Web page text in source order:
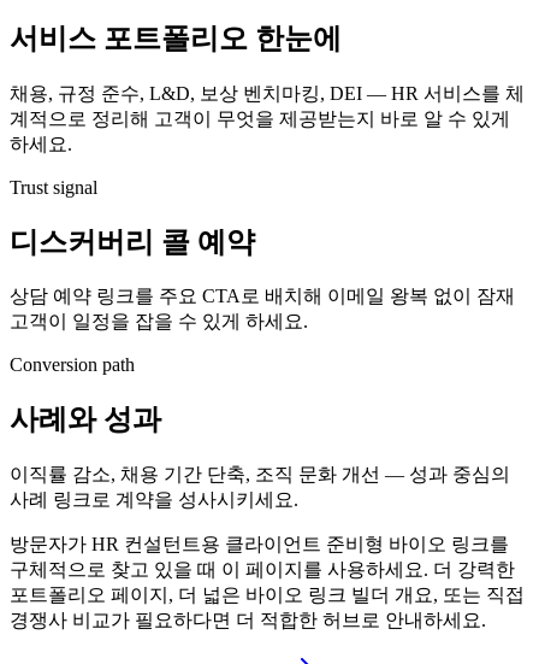
서비스 포트폴리오 한눈에
채용, 규정 준수, L&D, 보상 벤치마킹, DEI — HR 서비스를 체
계적으로 정리해 고객이 무엇을 제공받는지 바로 알 수 있게
하세요.
Trust signal
디스커버리 콜 예약
상담 예약 링크를 주요 CTA로 배치해 이메일 왕복 없이 잠재
고객이 일정을 잡을 수 있게 하세요.
Conversion path
사례와 성과
이직률 감소, 채용 기간 단축, 조직 문화 개선 — 성과 중심의
사례 링크로 계약을 성사시키세요.
방문자가 HR 컨설턴트용 클라이언트 준비형 바이오 링크를
구체적으로 찾고 있을 때 이 페이지를 사용하세요. 더 강력한
포트폴리오 페이지, 더 넓은 바이오 링크 빌더 개요, 또는 직접
경쟁사 비교가 필요하다면 더 적합한 허브로 안내하세요.